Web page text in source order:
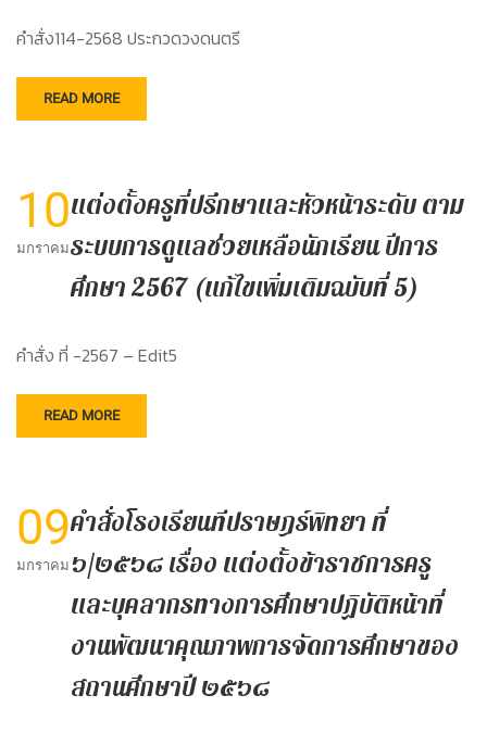
คำสั่ง114-2568 ประกวดวงดนตรี
READ MORE
10
มกราคม
แต่งตั้งครูที่ปรึกษาและหัวหน้าระดับ ตาม
ระบบการดูแลช่วยเหลือนักเรียน ปีการ
ศึกษา 2567 (แก้ไขเพิ่มเติมฉบับที่ 5)
คำสั่ง ที่ -2567 – Edit5
READ MORE
09
มกราคม
คำสั่งโรงเรียนทีปราษฎร์พิทยา ที่
๖/๒๕๖๘ เรื่อง แต่งตั้งข้าราชการครู
และบุคลากรทางการศึกษาปฏิบัติหน้าที่
งานพัฒนาคุณภาพการจัดการศึกษาของ
สถานศึกษาปี ๒๕๖๘